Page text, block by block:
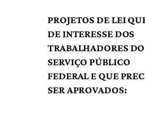
PROJETOS DE LEI
DE INTERESSE DOS
TRABALHADORES DO
SERVIÇO PÚBLICO
FEDERAL E QUE
SER APROVADOS: